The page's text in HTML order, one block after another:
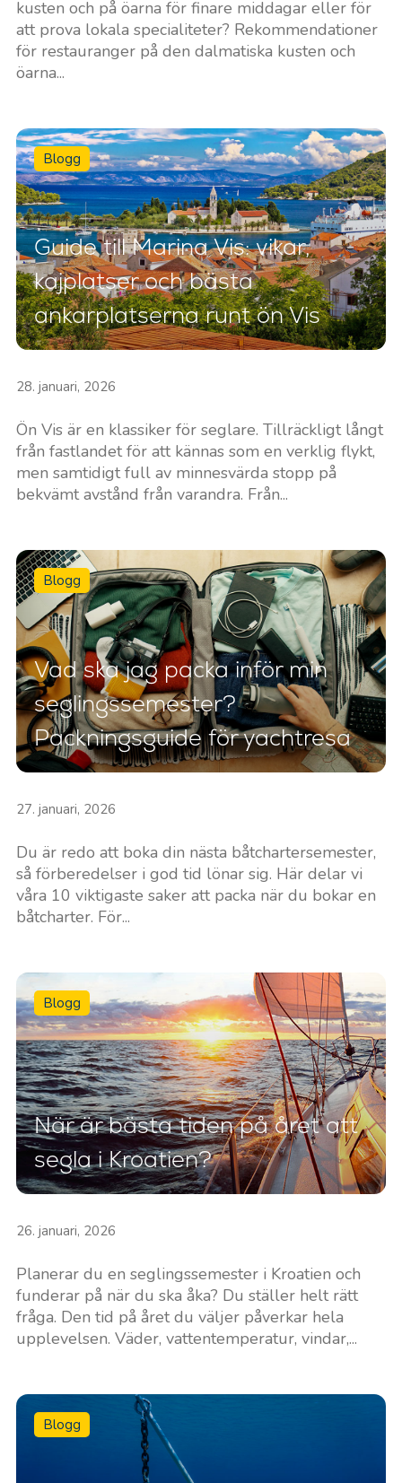
kusten och på öarna för finare middagar eller för
att prova lokala specialiteter? Rekommendationer
för restauranger på den dalmatiska kusten och
öarna...
Blogg
Guide till Marina Vis: vikar,
kajplatser och bästa
ankarplatserna runt ön Vis
28. januari, 2026
Ön Vis är en klassiker för seglare. Tillräckligt långt
från fastlandet för att kännas som en verklig flykt,
men samtidigt full av minnesvärda stopp på
bekvämt avstånd från varandra. Från...
Blogg
Vad ska jag packa inför min
seglingssemester?
Packningsguide för yachtresa
27. januari, 2026
Du är redo att boka din nästa båtchartersemester,
så förberedelser i god tid lönar sig. Här delar vi
våra 10 viktigaste saker att packa när du bokar en
båtcharter. För...
Blogg
När är bästa tiden på året att
segla i Kroatien?
26. januari, 2026
Planerar du en seglingssemester i Kroatien och
funderar på när du ska åka? Du ställer helt rätt
fråga. Den tid på året du väljer påverkar hela
upplevelsen. Väder, vattentemperatur, vindar,...
Blogg